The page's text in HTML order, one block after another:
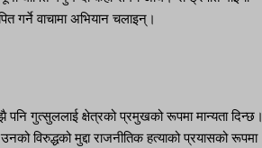
गर्ने वाचामा अभियान चलाइन्।
गुत्सुललाई क्षेत्रको प्रमुखको रूपमा मान्यता दिन्छ।
विरुद्धको मुद्दा राजनीतिक हत्याको प्रयासको रूपमा